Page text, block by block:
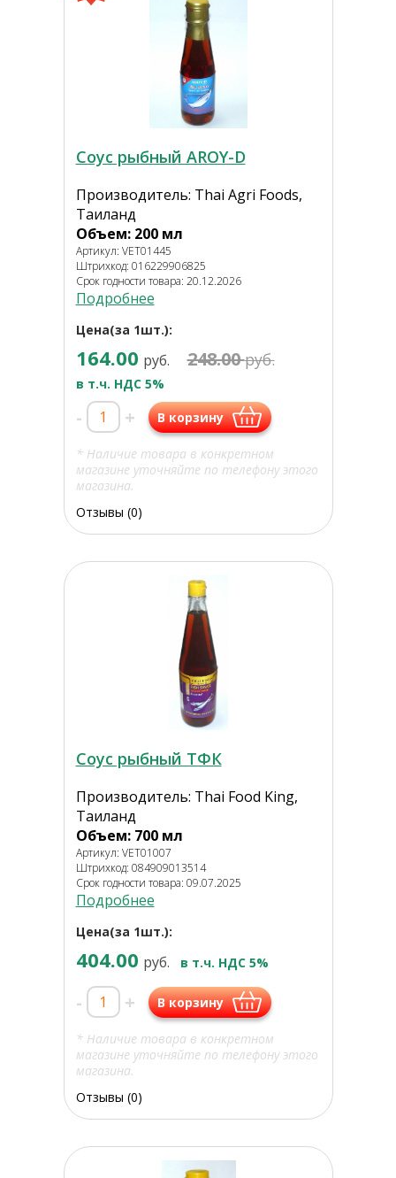
Соус рыбный AROY-D
Производитель: Thai Agri Foods,
Таиланд
Объем: 200 мл
Артикул: VET01445
Штрихкод: 016229906825
Срок годности товара: 20.12.2026
Подробнее
Цена(за 1шт.):
164.00 руб. 248.00руб.
в т.ч. НДС 5%
- + В корзину
* Наличие товара в конкретном
магазине уточняйте по телефону этого
магазина.
Отзывы (0)
Соус рыбный ТФК
Производитель: Thai Food King,
Таиланд
Объем: 700 мл
Артикул: VET01007
Штрихкод: 084909013514
Срок годности товара: 09.07.2025
Подробнее
Цена(за 1шт.):
404.00 руб. в т.ч. НДС 5%
- + В корзину
* Наличие товара в конкретном
магазине уточняйте по телефону этого
магазина.
Отзывы (0)